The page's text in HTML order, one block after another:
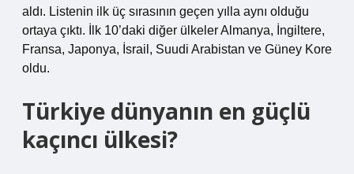
aldı. Listenin ilk üç sırasının geçen yılla aynı olduğu
ortaya çıktı. İlk 10’daki diğer ülkeler Almanya, İngiltere,
Fransa, Japonya, İsrail, Suudi Arabistan ve Güney Kore
oldu.
Türkiye dünyanın en güçlü
kaçıncı ülkesi?